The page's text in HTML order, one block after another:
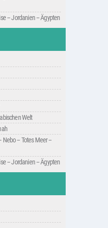
– Jordanien – Ägypten
Welt
Nebo – Totes Meer –
– Jordanien – Ägypten